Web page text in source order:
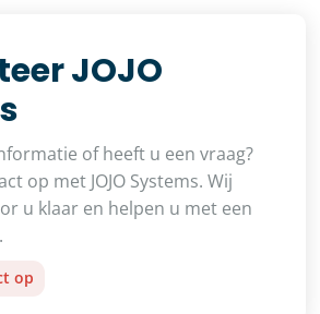
JOJO
of heeft u een vraag?
op met JOJO Systems. Wij
u klaar en helpen u met een
op